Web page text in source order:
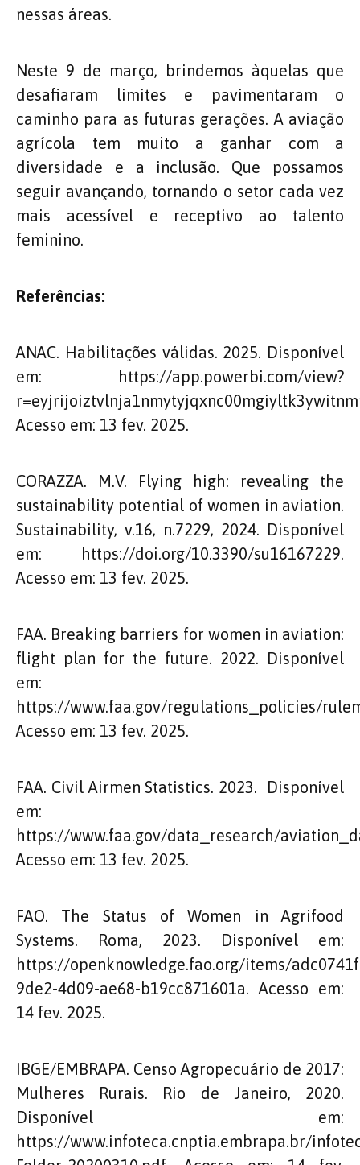
nessas áreas.
Neste 9 de março, brindemos àquelas que
desafiaram limites e pavimentaram o
caminho para as futuras gerações. A aviação
agrícola tem muito a ganhar com a
diversidade e a inclusão. Que possamos
seguir avançando, tornando o setor cada vez
mais acessível e receptivo ao talento
feminino.
Referências:
ANAC. Habilitações válidas. 2025. Disponível
em: https://app.powerbi.com/view?
Acesso em: 13 fev. 2025.
CORAZZA. M.V. Flying high: revealing the
sustainability potential of women in aviation.
Sustainability, v.16, n.7229, 2024. Disponível
em: https://doi.org/10.3390/su16167229.
Acesso em: 13 fev. 2025.
FAA. Breaking barriers for women in aviation:
flight plan for the future. 2022. Disponível
em:
https://www.faa.gov/regulations_policies/
Acesso em: 13 fev. 2025.
FAA. Civil Airmen Statistics. 2023. Disponível
em:
https://www.faa.gov/data_research/
Acesso em: 13 fev. 2025.
FAO. The Status of Women in Agrifood
Systems. Roma, 2023. Disponível em:
https://openknowledge.fao.org/items/
9de2-4d09-ae68-b19cc871601a. Acesso em:
14 fev. 2025.
IBGE/EMBRAPA. Censo Agropecuário de 2017:
Mulheres Rurais. Rio de Janeiro, 2020.
Disponível em:
https://www.infoteca.cnptia.embrapa.br/